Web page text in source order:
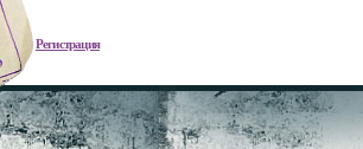
Регистрация